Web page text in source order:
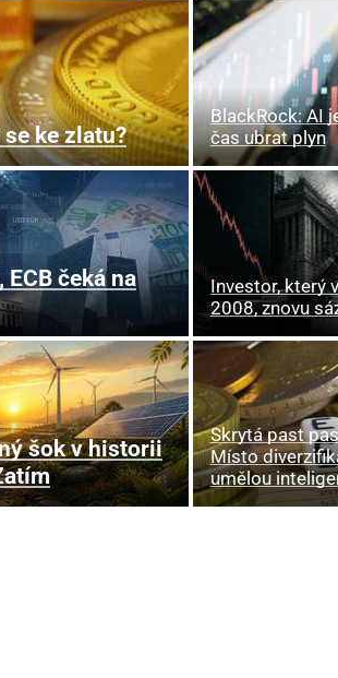
ke zlatu?
BlackRock: AI
čas ubrat plyn
ECB čeká na
Investor, který
2008, znovu
šok v historii
Skrytá past
Místo
umělou